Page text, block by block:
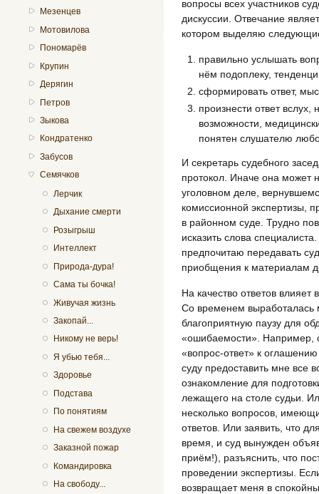
Мезенцев
Мотовилова
Пономарёв
Крупин
Дерягин
Петров
Зыкова
Кондратенко
Забусов
Семячков
Лерчик
Дыхание смерти
Розыгрыш
Интеллект
Природа-дура!
Сама ты бочка!
Живучая жизнь
Закопай...
Никому не верь!
Я убью тебя...
Здоровье
Подстава
По понятиям
На свежем воздухе
Заказной пожар
Командировка
На свободу...
вопросы всех участников
дискуссии. Отвечание
котором выделяю
правильно услышать
нём подоплеку,
сформировать ответ,
произнести ответ
возможности,
понятен слушателю
И секретарь судебного
протокол. Иначе она может
уголовном деле,
комиссионной экспертизы,
в районном суде. Трудно
исказить слова
предпочитаю передавать
приобщения к материалам
На качество ответов
Со временем выработалась
благоприятную паузу для
«ошибаемости». Например,
«вопрос-ответ» к
суду предоставить мне все
ознакомление для
лежащего на столе судьи.
несколько вопросов,
ответов. Или заявить, что
время, и суд вынужден
приём!), разъяснить, что
проведении экспертизы.
возвращает меня в